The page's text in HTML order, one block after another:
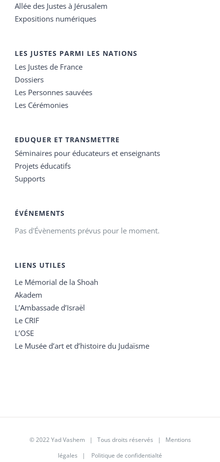
Allée des Justes à Jérusalem
Expositions numériques
LES JUSTES PARMI LES NATIONS
Les Justes de France
Dossiers
Les Personnes sauvées
Les Cérémonies
EDUQUER ET TRANSMETTRE
Séminaires pour éducateurs et enseignants
Projets éducatifs
Supports
ÉVÉNEMENTS
Pas d'Évènements prévus pour le moment.
LIENS UTILES
Le Mémorial de la Shoah
Akadem
L’Ambassade d’Israël
Le CRIF
L’OSE
Le Musée d’art et d’histoire du Judaïsme
© 2022 Yad Vashem | Tous droits réservés | Mentions
légales | Politique de confidentialté